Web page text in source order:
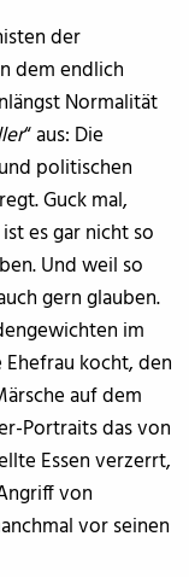
der
dem endlich
Normalität
“ aus: Die
politischen
Guck mal,
es gar nicht so
Und weil so
gern glauben.
im
kocht, den
auf dem
Portraits das von
Essen verzerrt,
von
vor seinen